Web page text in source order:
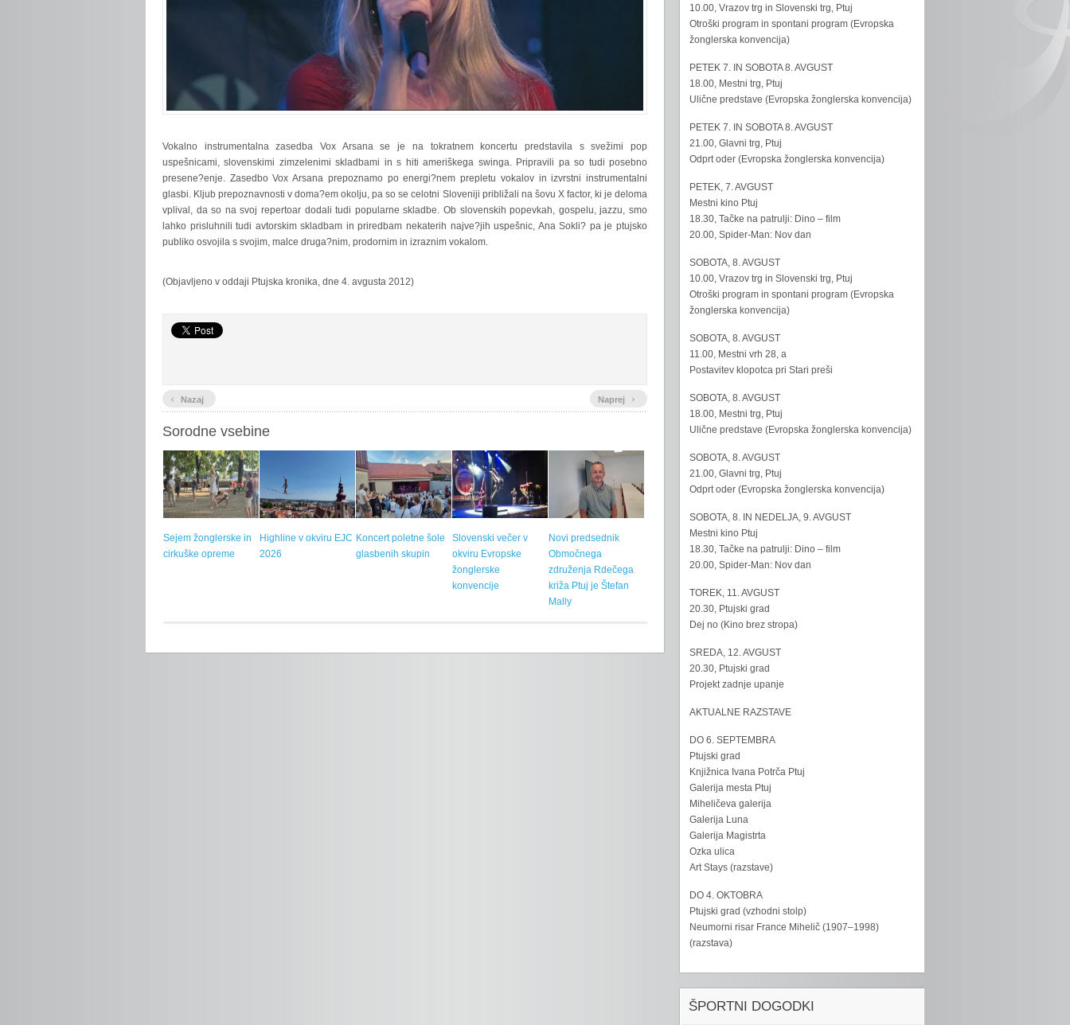
Vokalno instrumentalna zasedba Vox Arsana se je na tokratnem koncertu predstavila s svežimi pop
uspešnicami, slovenskimi zimzelenimi skladbami in s hiti ameriškega swinga. Pripravili pa so tudi posebno
presene?enje. Zasedbo Vox Arsana prepoznamo po energi?nem prepletu vokalov in izvrstni instrumentalni
glasbi. Kljub prepoznavnosti v doma?em okolju, pa so se celotni Sloveniji približali na šovu X factor, ki je deloma
vplival, da so na svoj repertoar dodali tudi popularne skladbe. Ob slovenskih popevkah, gospelu, jazzu, smo
lahko prisluhnili tudi avtorskim skladbam in priredbam nekaterih najve?jih uspešnic, Ana Sokli? pa je ptujsko
publiko osvojila s svojim, malce druga?nim, prodornim in izraznim vokalom.
(Objavljeno v oddaji Ptujska kronika, dne 4. avgusta 2012)
‹ Nazaj Naprej ›
Sorodne vsebine
Sejem žonglerske in
cirkuške opreme
Highline v okviru EJC
2026
Koncert poletne šole
glasbenih skupin
Slovenski večer v
okviru Evropske
žonglerske
konvencije
Novi predsednik
Območnega
združenja Rdečega
križa Ptuj je Štefan
Mally
10.00, Vrazov trg in Slovenski trg, Ptuj
Otroški program in spontani program (Evropska
žonglerska konvencija)
PETEK 7. IN SOBOTA 8. AVGUST
18.00, Mestni trg, Ptuj
Ulične predstave (Evropska žonglerska konvencija)
PETEK 7. IN SOBOTA 8. AVGUST
21.00, Glavni trg, Ptuj
Odprt oder (Evropska žonglerska konvencija)
PETEK, 7. AVGUST
Mestni kino Ptuj
18.30, Tačke na patrulji: Dino – film
20.00, Spider-Man: Nov dan
SOBOTA, 8. AVGUST
10.00, Vrazov trg in Slovenski trg, Ptuj
Otroški program in spontani program (Evropska
žonglerska konvencija)
SOBOTA, 8. AVGUST
11.00, Mestni vrh 28, a
Postavitev klopotca pri Stari preši
SOBOTA, 8. AVGUST
18.00, Mestni trg, Ptuj
Ulične predstave (Evropska žonglerska konvencija)
SOBOTA, 8. AVGUST
21.00, Glavni trg, Ptuj
Odprt oder (Evropska žonglerska konvencija)
SOBOTA, 8. IN NEDELJA, 9. AVGUST
Mestni kino Ptuj
18.30, Tačke na patrulji: Dino – film
20.00, Spider-Man: Nov dan
TOREK, 11. AVGUST
20.30, Ptujski grad
Dej no (Kino brez stropa)
SREDA, 12. AVGUST
20.30, Ptujski grad
Projekt zadnje upanje
AKTUALNE RAZSTAVE
DO 6. SEPTEMBRA
Ptujski grad
Knjižnica Ivana Potrča Ptuj
Galerija mesta Ptuj
Miheličeva galerija
Galerija Luna
Galerija Magistrta
Ozka ulica
Art Stays (razstave)
DO 4. OKTOBRA
Ptujski grad (vzhodni stolp)
Neumorni risar France Mihelič (1907–1998)
(razstava)
ŠPORTNI DOGODKI